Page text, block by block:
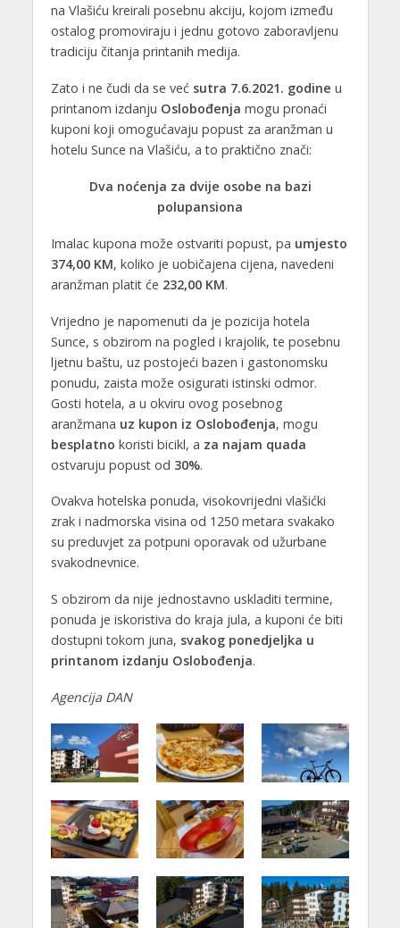
na Vlašiću kreirali posebnu akciju, kojom između
ostalog promoviraju i jednu gotovo zaboravljenu
tradiciju čitanja printanih medija.
Zato i ne čudi da se većsutra 7.6.2021. godine u
printanom izdanju Oslobođenja mogu pronaći
kuponi koji omogućavaju popust za aranžman u
hotelu Sunce na Vlašiću, a to praktično znači:
Dva noćenja za dvije osobe na bazi
polupansiona
Imalac kupona može ostvariti popust, pa umjesto
374,00 KM, koliko je uobičajena cijena, navedeni
aranžman platit će 232,00 KM.
Vrijedno je napomenuti da je pozicija hotela
Sunce, s obzirom na pogled i krajolik, te posebnu
ljetnu baštu, uz postojeći bazen i gastonomsku
ponudu, zaista može osigurati istinski odmor.
Gosti hotela, a u okviru ovog posebnog
aranžmana uz kupon iz Oslobođenja, mogu
besplatno koristi bicikl, a za najam quada
ostvaruju popust od 30%.
Ovakva hotelska ponuda, visokovrijedni vlašićki
zrak i nadmorska visina od 1250 metara svakako
su preduvjet za potpuni oporavak od užurbane
svakodnevnice.
S obzirom da nije jednostavno uskladiti termine,
ponuda je iskoristiva do kraja jula, a kuponi će biti
dostupni tokom juna, svakog ponedjeljka u
printanom izdanju Oslobođenja.
Agencija DAN